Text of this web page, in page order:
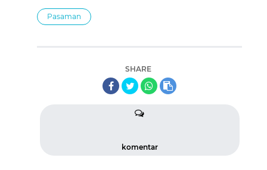
Pasaman
SHARE
komentar